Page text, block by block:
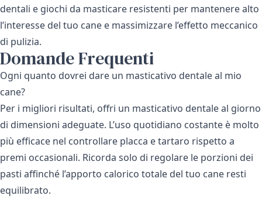
dentali e giochi da masticare resistenti per mantenere alto
l’interesse del tuo cane e massimizzare l’effetto meccanico
di pulizia.
Domande Frequenti
Ogni quanto dovrei dare un masticativo dentale al mio
cane?
Per i migliori risultati, offri un masticativo dentale al giorno
di dimensioni adeguate. L’uso quotidiano costante è molto
più efficace nel controllare placca e tartaro rispetto a
premi occasionali. Ricorda solo di regolare le porzioni dei
pasti affinché l’apporto calorico totale del tuo cane resti
equilibrato.